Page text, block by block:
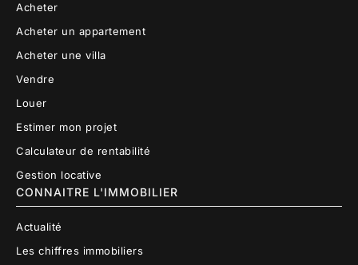
Acheter
Acheter un appartement
Acheter une villa
Vendre
Louer
Estimer mon projet
Calculateur de rentabilité
Gestion locative
CONNAITRE L'IMMOBILIER
Actualité
Les chiffres immobiliers